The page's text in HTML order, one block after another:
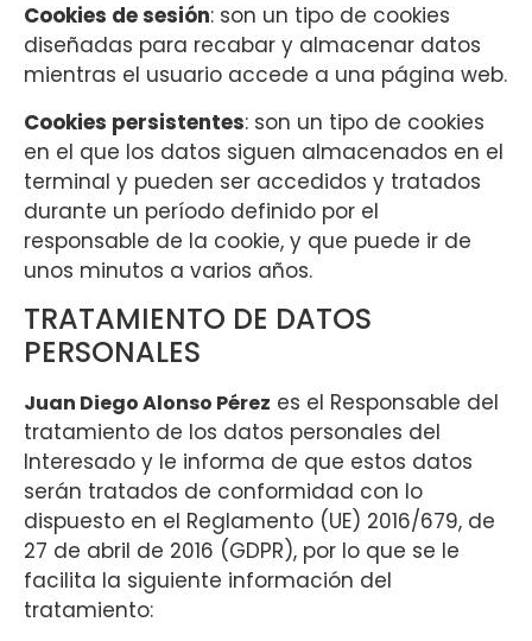
Cookies de sesión: son un tipo de cookies
diseñadas para recabar y almacenar datos
mientras el usuario accede a una página web.
Cookies persistentes: son un tipo de cookies
en el que los datos siguen almacenados en el
terminal y pueden ser accedidos y tratados
durante un período definido por el
responsable de la cookie, y que puede ir de
unos minutos a varios años.
TRATAMIENTO DE DATOS
PERSONALES
Juan Diego Alonso Pérez es el Responsable del
tratamiento de los datos personales del
Interesado y le informa de que estos datos
serán tratados de conformidad con lo
dispuesto en el Reglamento (UE) 2016/679, de
27 de abril de 2016 (GDPR), por lo que se le
facilita la siguiente información del
tratamiento: